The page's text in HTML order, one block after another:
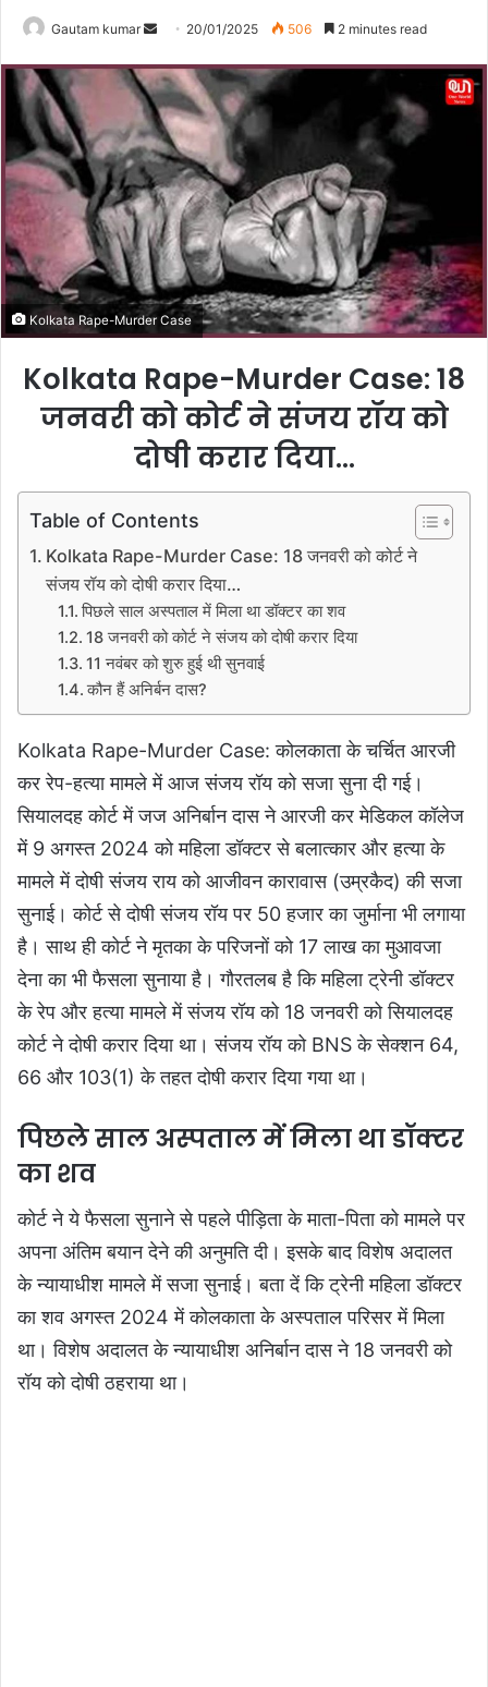
Gautam kumar
n
d
a
n
e
m
a
i
l
20/01/2025 506 2 minutes read
Kolkata Rape-Murder Case
Kolkata Rape-Murder Case: 18
जनवरी को कोर्ट ने संजय रॉय को
दोषी करार दिया…
Table of Contents
Kolkata Rape-Murder Case: 18 जनवरी को कोर्ट ने
संजय रॉय को दोषी करार दिया…
पिछले साल अस्पताल में मिला था डॉक्टर का शव
18 जनवरी को कोर्ट ने संजय को दोषी करार दिया
11 नवंबर को शुरु हुई थी सुनवाई
कौन हैं अनिर्बन दास?
Kolkata Rape-Murder Case: कोलकाता के चर्चित आरजी
कर रेप-हत्या मामले में आज संजय रॉय को सजा सुना दी गई।
सियालदह कोर्ट में जज अनिर्बान दास ने आरजी कर मेडिकल कॉलेज
में 9 अगस्त 2024 को महिला डॉक्टर से बलात्कार और हत्या के
मामले में दोषी संजय राय को आजीवन कारावास (उम्रकैद) की सजा
सुनाई। कोर्ट से दोषी संजय रॉय पर 50 हजार का जुर्माना भी लगाया
है। साथ ही कोर्ट ने मृतका के परिजनों को 17 लाख का मुआवजा
देना का भी फैसला सुनाया है। गौरतलब है कि महिला ट्रेनी डॉक्टर
के रेप और हत्या मामले में संजय रॉय को 18 जनवरी को सियालदह
कोर्ट ने दोषी करार दिया था। संजय रॉय को BNS के सेक्शन 64,
66 और 103(1) के तहत दोषी करार दिया गया था।
पिछले साल अस्पताल में मिला था डॉक्टर
का शव
कोर्ट ने ये फैसला सुनाने से पहले पीड़िता के माता-पिता को मामले पर
अपना अंतिम बयान देने की अनुमति दी। इसके बाद विशेष अदालत
के न्यायाधीश मामले में सजा सुनाई। बता दें कि ट्रेनी महिला डॉक्टर
का शव अगस्त 2024 में कोलकाता के अस्पताल परिसर में मिला
था। विशेष अदालत के न्यायाधीश अनिर्बान दास ने 18 जनवरी को
रॉय को दोषी ठहराया था।